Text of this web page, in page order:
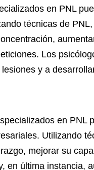
en PNL
técnicas de
Los
y a
en PNL
Utilizando
mejorar su
en última instancia,